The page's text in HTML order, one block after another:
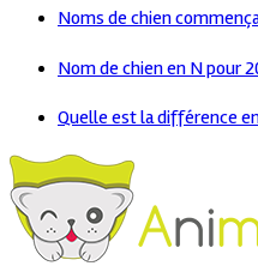
Noms de chien
Nom de chien en N pour
Quelle est la différence